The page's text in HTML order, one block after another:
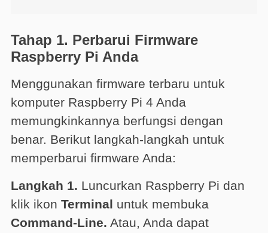
Tahap 1. Perbarui Firmware
Raspberry Pi Anda
Menggunakan firmware terbaru untuk
komputer Raspberry Pi 4 Anda
memungkinkannya berfungsi dengan
benar. Berikut langkah-langkah untuk
memperbarui firmware Anda:
Langkah 1. Luncurkan Raspberry Pi dan
klik ikon Terminal untuk membuka
Command-Line. Atau, Anda dapat